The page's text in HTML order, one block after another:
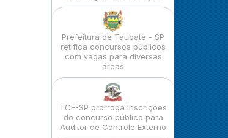
Prefeitura de Taubaté - SP
retifica concursos públicos
com vagas para diversas
áreas
TCE-SP prorroga inscrições
do concurso público para
Auditor de Controle Externo